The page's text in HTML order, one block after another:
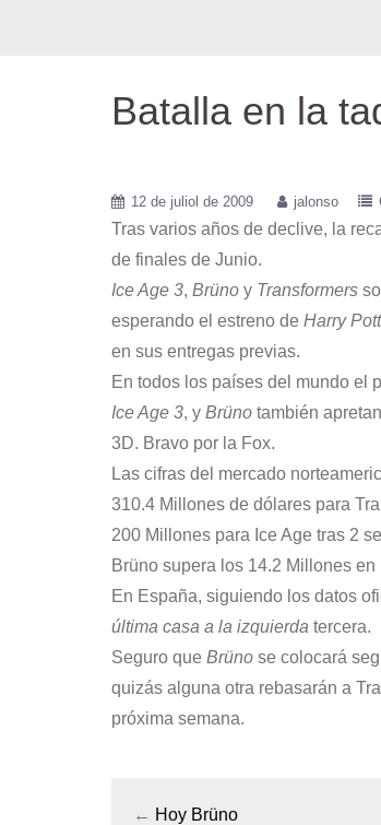
Batalla en la
12 de juliol de 2009 jalonso
Tras varios años de declive, la
de finales de Junio.
Ice Age 3, Brüno y Transformers
esperando el estreno de Harry
en sus entregas previas.
En todos los países del mundo el
Ice Age 3, y Brüno también
3D. Bravo por la Fox.
Las cifras del mercado
310.4 Millones de dólares para
200 Millones para Ice Age tras 2
Brüno supera los 14.2 Millones
En España, siguiendo los datos
última casa a la izquierda tercera.
Seguro que Brüno se colocará
quizás alguna otra rebasarán a
próxima semana.
← Hoy Brüno